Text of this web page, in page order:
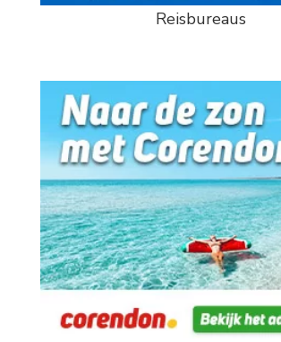
Reisbureaus